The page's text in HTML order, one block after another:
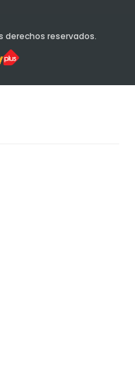
derechos reservados.